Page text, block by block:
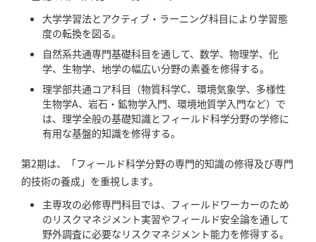
大学学習法とアクティブ・ラーニング科目により学習態
度の転換を図る。
自然系共通専門基礎科目を通して、数学、物理学、化
学、生物学、地学の幅広い分野の素養を修得する。
理学部共通コア科目（物質科学C、環境気象学、多様性
生物学A、岩石・鉱物学入門、環境地質学入門など）で
は、理学全般の基礎知識とフィールド科学分野の学修に
有用な基盤的知識を修得する。
第2期は、「フィールド科学分野の専門的知識の修得及び専門
的技術の養成」を重視します。
主専攻の必修専門科目では、フィールドワーカーのため
のリスクマネジメント実習やフィールド安全論を通して
野外調査に必要なリスクマネジメント能力を修得する。